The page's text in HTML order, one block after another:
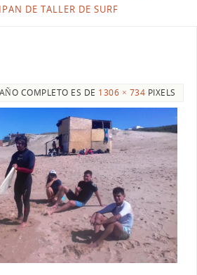
DE TALLER DE SURF
COMPLETO ES DE 1306 × 734 PIXELS